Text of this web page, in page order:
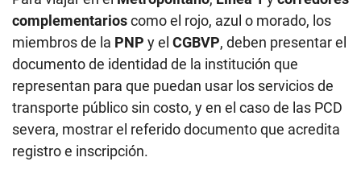
complementarioscomo el rojo, azul o morado, los
miembros de la PNP y el CGBVP, deben presentar el
documento de identidad de la institución que
representan para que puedan usar los servicios de
transporte público sin costo, y en el caso de las PCD
severa, mostrar el referido documento que acredita
registro e inscripción.